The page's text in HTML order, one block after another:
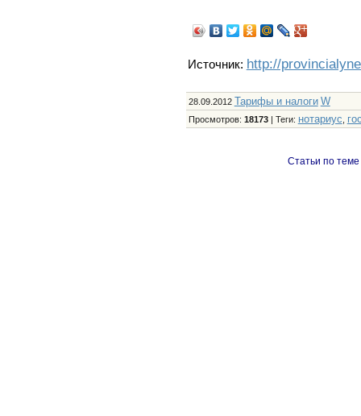
Источник: http://
28.09.2012 Тарифы и налоги W
Просмотров: 18173| Теги: нотариус
Статьи по